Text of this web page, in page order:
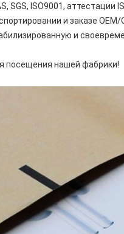
SGS, ISO9001, аттестации
и заказе OEM/
и
посещения нашей фабрики!